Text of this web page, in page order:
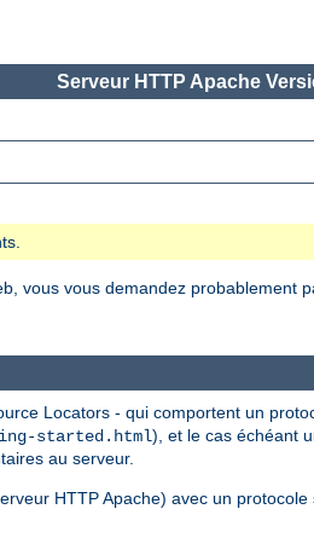
Serveur HTTP Apache
vous vous demandez probablement
Locators - qui comportent un
started.html), et le cas échéant
au serveur.
HTTP Apache) avec un